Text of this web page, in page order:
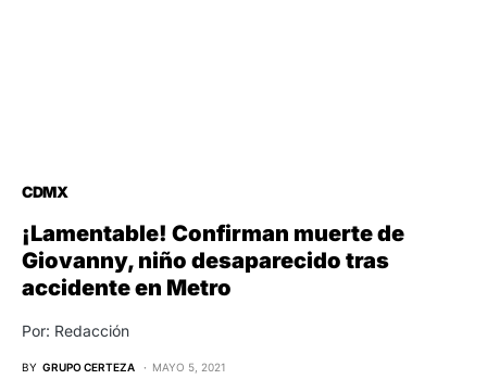
CDMX
¡Lamentable! Confirman muerte de
Giovanny, niño desaparecido tras
accidente en Metro
Por: Redacción
BY GRUPO CERTEZA MAYO 5, 2021